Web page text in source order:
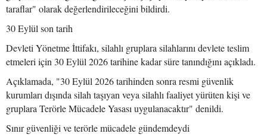
taraflar" olarak değerlendirileceğini bildirdi.
30 Eylül son tarih
Devleti Yönetme İttifakı, silahlı gruplara silahlarını devlete teslim
etmeleri için 30 Eylül 2026 tarihine kadar süre tanındığını açıkladı.
Açıklamada, "30 Eylül 2026 tarihinden sonra resmi güvenlik
kurumları dışında silah taşıyan veya silahlı faaliyet yürüten kişi ve
gruplara Terörle Mücadele Yasası uygulanacaktır" denildi.
Sınır güvenliği ve terörle mücadele gündemdeydi